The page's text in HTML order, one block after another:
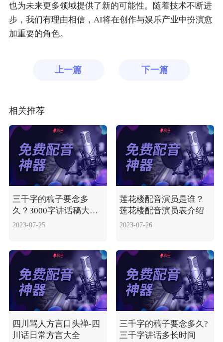
也为未来更多领域提供了新的可能性。随着技术不断进
步，我们有理由相信，AI将在创作与娱乐产业中扮演愈
加重要的角色。
上一篇 下一篇
相关推荐
三千字的稿子要念多
久？3000字讲话稿大概
需多长时间？
2023-07-25
莲花楼配音演员是谁？
莲花楼配音演员表介绍
2023-07-26
四川骂人方言口头禅-四
川话日常方言大全
三千字的稿子要念多久?
三千字讲话多长时间